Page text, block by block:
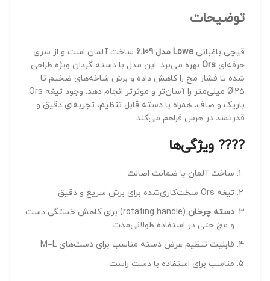
توضیحات
قیچی باغبانی Lowe مدل 6.109
ساخت آلمان است و از سری
حرفه‌ای Ors بهره می‌برد. این مدل با دسته گردان ویژه طراحی
شده تا فشار مچ را کاهش داده و برش شاخه‌های ضخیم تا
Ø ۲۵ میلی‌متر را آسان‌تر و موثرتر انجام دهد. وجود تیغه Ors
باریک و صاف، همراه با دسته قابل تنظیم، تجربه‌ای دقیق و
قدرتمند در هرس فراهم می‌کند
????️ ویژگی‌ها
ساخت آلمان با ضمانت اصالت
تیغه Ors سخت‌کاری‌شده برای برش سریع و دقیق
دسته چرخان
(rotating handle) برای کاهش خستگی دست
و مچ حتی در استفاده طولانی‌مدت
قابلیت تنظیم عرض دسته مناسب برای دست‌های M–L
مناسب برای استفاده با دست راست